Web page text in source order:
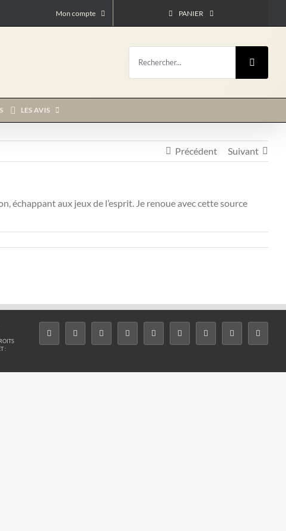
Mon compte PANIER
Rechercher:
LES AVIS
Précédent Suivant
échappant aux jeux de l’esprit. Je renoue avec cette source
: